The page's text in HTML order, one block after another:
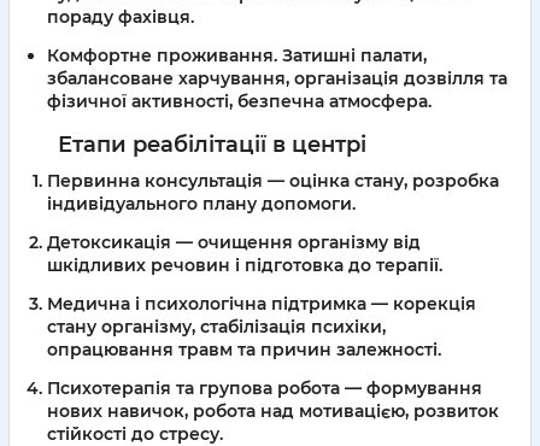
пораду фахівця.
Комфортне проживання. Затишні палати,
збалансоване харчування, організація дозвілля та
фізичної активності, безпечна атмосфера.
Етапи реабілітації в центрі
Первинна консультація — оцінка стану, розробка
індивідуального плану допомоги.
Детоксикація — очищення організму від
шкідливих речовин і підготовка до терапії.
Медична і психологічна підтримка — корекція
стану організму, стабілізація психіки,
опрацювання травм та причин залежності.
Психотерапія та групова робота — формування
нових навичок, робота над мотивацією, розвиток
стійкості до стресу.